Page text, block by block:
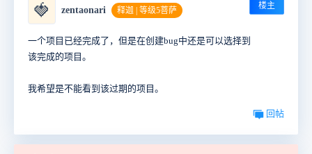
🍓 zentaonari 释迦 | 等级5菩萨 楼主
一个项目已经完成了，但是在创建bug中还是可以选择到
该完成的项目。
我希望是不能看到该过期的项目。
回帖